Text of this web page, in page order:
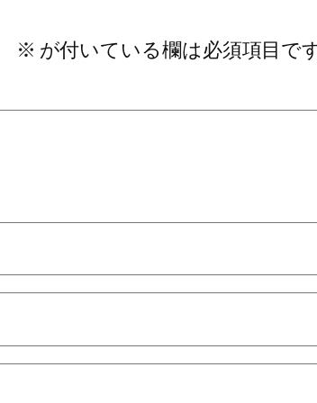
※ が付いている欄は必須項目で